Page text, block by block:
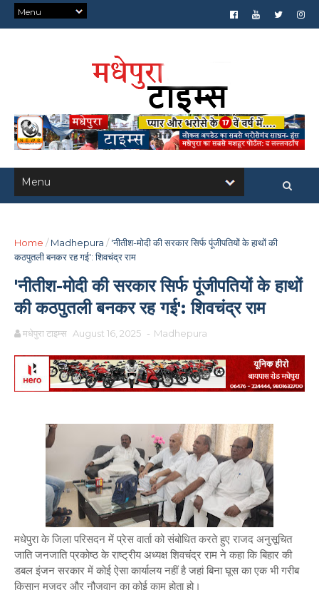
Home / Madhepura / 'नीतीश-मोदी की सरकार सिर्फ पूंजीपतियों के हाथों की
कठपुतली बनकर रह गई': शिवचंद्र राम
'नीतीश-मोदी की सरकार सिर्फ पूंजीपतियों के हाथों
की कठपुतली बनकर रह गई': शिवचंद्र राम
मधेपुरा टाइम्स August 16, 2025 - Madhepura
मधेपुरा के जिला परिसदन में प्रेस वार्ता को संबोधित करते हुए राजद अनुसूचित
जाति जनजाति प्रकोष्ठ के राष्ट्रीय अध्यक्ष शिवचंद्र राम ने कहा कि बिहार की
डबल इंजन सरकार में कोई ऐसा कार्यालय नहीं है जहां बिना घूस का एक भी गरीब
किसान मजदूर और नौजवान का कोई काम होता हो।